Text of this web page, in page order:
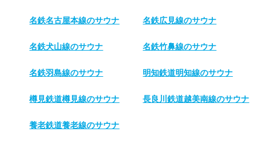
名鉄名古屋本線のサウナ 名鉄広見線のサウナ
名鉄犬山線のサウナ 名鉄竹鼻線のサウナ
名鉄羽島線のサウナ 明知鉄道明知線のサウナ
樽見鉄道樽見線のサウナ 長良川鉄道越美南線のサウナ
養老鉄道養老線のサウナ